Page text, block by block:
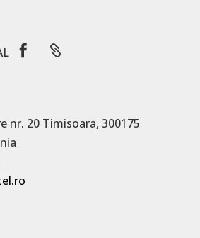
 
nr. 20 Timisoara, 300175